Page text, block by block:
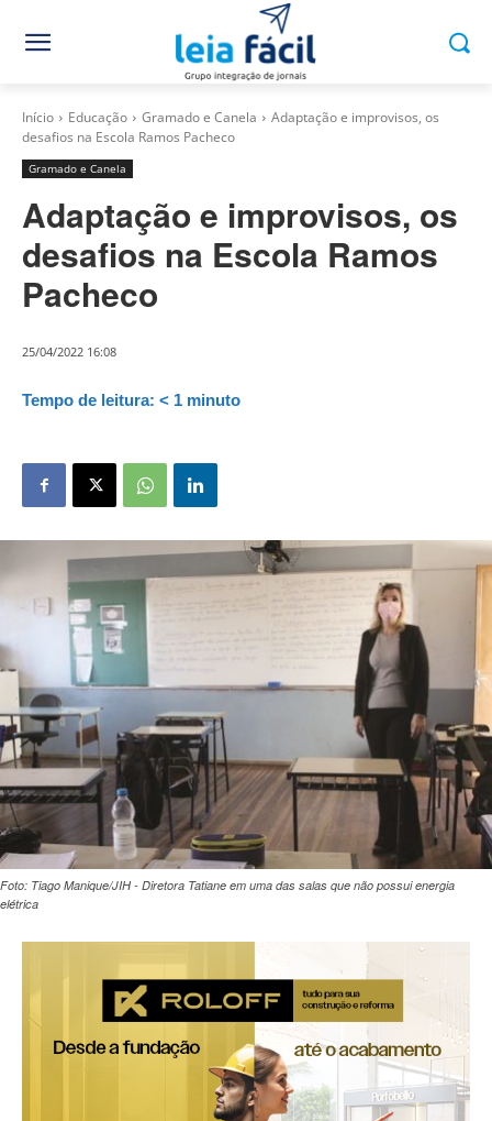
Início Educação Gramado e Canela
Adaptação e improvisos, os
desafios na Escola Ramos Pacheco
Gramado e Canela
Adaptação e improvisos, os
desafios na Escola Ramos
Pacheco
25/04/2022 16:08
Tempo de leitura: < 1 minuto
Foto: Tiago Manique/JIH - Diretora Tatiane em uma das salas que não possui energia
elétrica